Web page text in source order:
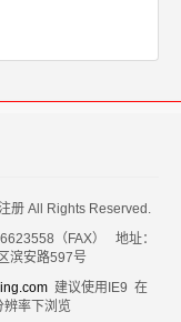
册 All Rights Reserved.
（FAX） 地址：
滨安路597号
建议使用IE9 在
辨率下浏览